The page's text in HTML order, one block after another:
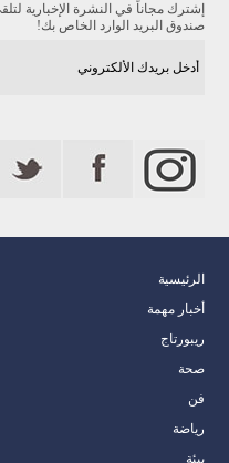
إشترك مجاناً في النشرة الإخبارية
صندوق البريد الوارد الخاص بك!
الرئيسية
أخبار مهمة
ريبورتاج
صحة
فن
رياضة
بيئة